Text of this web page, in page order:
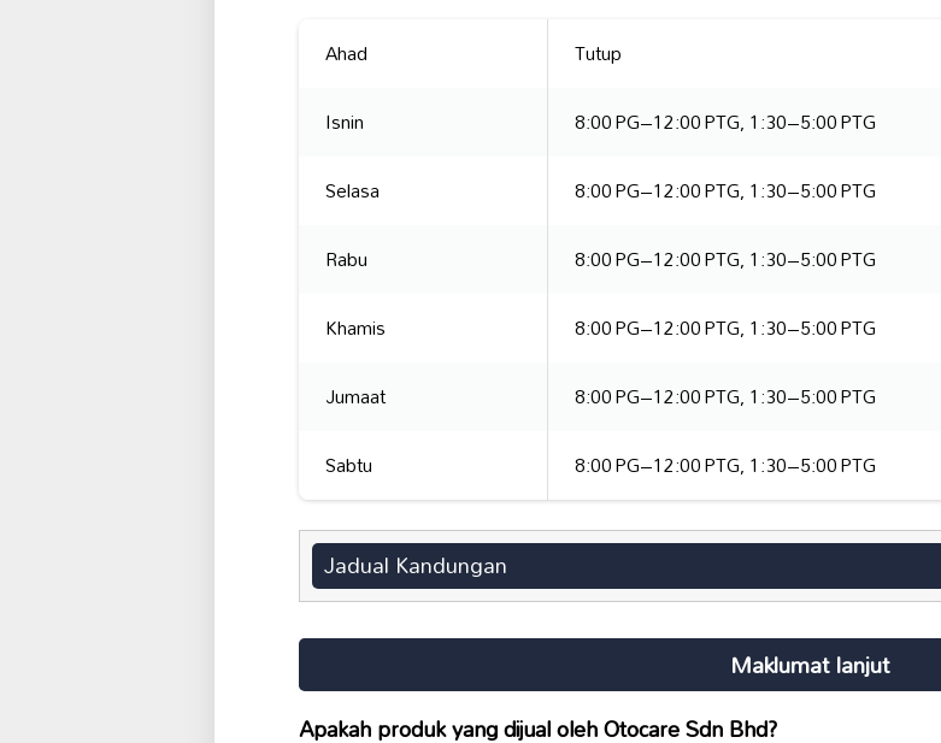
Ahad
Tutup
Isnin
8:00 PG–12:00 PTG, 1:30–5:00 PTG
Selasa
8:00 PG–12:00 PTG, 1:30–5:00 PTG
Rabu
8:00 PG–12:00 PTG, 1:30–5:00 PTG
Khamis
8:00 PG–12:00 PTG, 1:30–5:00 PTG
Jumaat
8:00 PG–12:00 PTG, 1:30–5:00 PTG
Sabtu
8:00 PG–12:00 PTG, 1:30–5:00 PTG
Jadual Kandungan
Maklumat lanjut
Apakah produk yang dijual oleh Otocare Sdn Bhd?